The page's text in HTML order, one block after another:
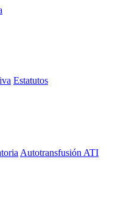
Estatutos
Autotransfusión ATI